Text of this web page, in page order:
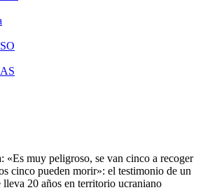
«Es muy peligroso, se van cinco a recoger
cinco pueden morir»: el testimonio de un
20 años en territorio ucraniano